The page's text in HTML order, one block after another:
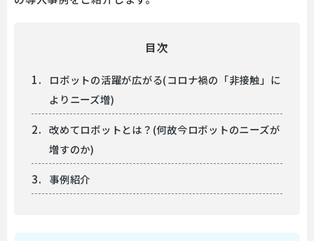
目次
ロボットの活躍が広がる(コロナ禍の「非接触」に
よりニーズ増)
改めてロボットとは？(何故今ロボットのニーズが
増すのか)
事例紹介